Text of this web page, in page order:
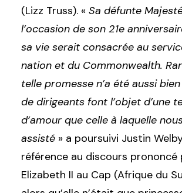
(Lizz Truss). « Sa défunte
l’occasion de son 21e
sa vie serait consacrée au
nation et du Commonwealth.
telle promesse n’a été aussi
de dirigeants font l’objet d’une
d’amour que celle à laquelle
assisté » a poursuivi Justin
référence au discours prononcé
Elizabeth II au Cap (Afrique du